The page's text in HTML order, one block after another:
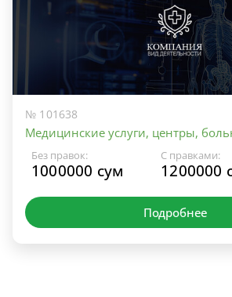
№ 101638
Медицинские услуги, центры,
Без правок:
1000000 сум
С правками:
1200000
Подробнее